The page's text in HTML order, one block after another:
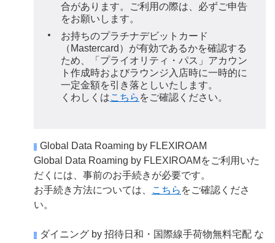
合があります。ご利用の際は、必ずご申告
をお願いします。
お持ちのプラチナデビットカード
（Mastercard）が有効であるかを確認する
ため、「プライオリティ・パス」アカウン
ト作成時およびラウンジ入店時に一時的に
一定金額を引き落としいたします。
くわしくはこちら をご確認ください。
Global Data Roaming by FLEXIROAM
Global Data Roaming by FLEXIROAMをご利用いた
だくには、事前のお手続きが必要です。
お手続き方法については、
こちら をご確認くださ
い。
ダイニング by 招待日和・国際線手荷物無料宅配 な